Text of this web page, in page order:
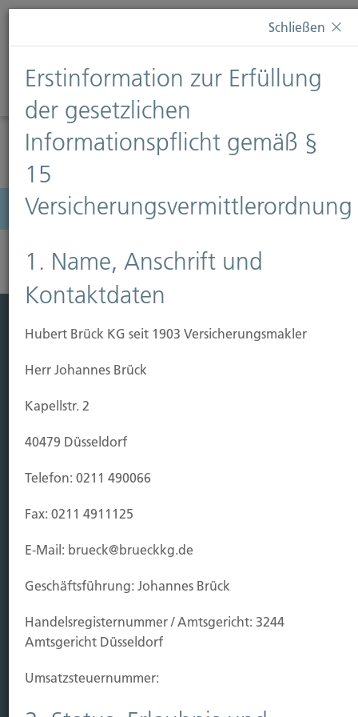
Diese Webseite verwendet Cookies. Wenn Sie weiterhin
Informationen finden Sie auf unserer SeiteDatenschutz
Diese Nachricht nicht erneut anzeigen
Menü
Leben
Sichern
Kauf Grundstück
Baufertigstellung/Hauskauf
Einzug/Vermietung
Hubert Brück KG| Inhaber: Dipl. Ökonom Johannes
Brück | Kapellstraße 2 | 40479 Düsseldorf
Telefon: 0211-490066 |
Schließen
Erstinformation zur Erfüllung
der gesetzlichen
Informationspflicht gemäß §
15
Versicherungsvermittlerordnung
1. Name, Anschrift und
Kontaktdaten
Hubert Brück KG seit 1903 Versicherungsmakler
Herr Johannes Brück
Kapellstr. 2
40479 Düsseldorf
Telefon: 0211 490066
Fax: 0211 4911125
E-Mail: brueck@brueckkg.de
Geschäftsführung: Johannes Brück
Handels­registernummer / Amtsgericht: 3244
Amtsgericht Düsseldorf
Umsatzsteuer­nummer: